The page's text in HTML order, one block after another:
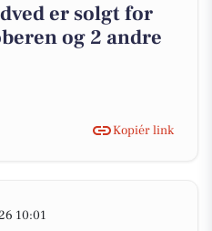
er solgt for
og 2 andre
Kopiér link
10:01